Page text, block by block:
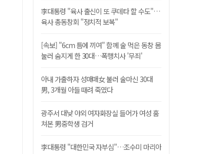
李대통령 "육사 출신이 또 쿠데타 할 수도"…
육사 총동창회 "정치적 보복"
[속보] "6cm 틈에 끼여" 함께 술 먹은 동창 몸
눌러 숨지게 한 30대…폭행치사 '무죄'
아내 가출하자 성매매女 불러 술마신 30대
男, 3개월 아들 때려 죽였다
광주서 대낮 야외 여자화장실 들어가 여성 훔
쳐본 男중학생 검거
李대통령 "대한민국 자부심"…조수미 마리아